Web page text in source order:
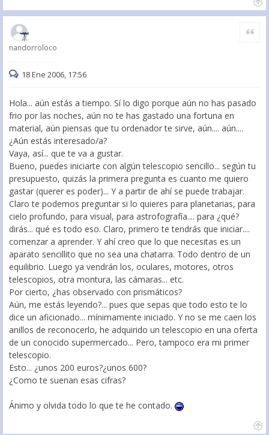
nandorroloco
Citar
18 Ene 2006, 17:56
Hola... aún estás a tiempo. Sí lo digo porque aún no has pasado
frio por las noches, aún no te has gastado una fortuna en
material, aún piensas que tu ordenador te sirve, aún.... aún....
¿Aún estás interesado/a?
Vaya, así... que te va a gustar.
Bueno, puedes iniciarte con algún telescopio sencillo... según tu
presupuesto, quizás la primera pregunta es cuanto me quiero
gastar (querer es poder)... Y a partir de ahí se puede trabajar.
Claro te podemos preguntar si lo quieres para planetarias, para
cielo profundo, para visual, para astrofografía.... para ¿qué?
dirás... qué es todo eso. Claro, primero te tendrás que iniciar....
comenzar a aprender. Y ahí creo que lo que necesitas es un
aparato sencillito que no sea una chatarra. Todo dentro de un
equilibrio. Luego ya vendrán los, oculares, motores, otros
telescopios, otra montura, las cámaras... etc.
Por cierto, ¿has observado con prismáticos?
Aún, me estás leyendo?... pues que sepas que todo esto te lo
dice un aficionado... mínimamente iniciado. Y no se me caen los
anillos de reconocerlo, he adquirido un telescopio en una oferta
de un conocido supermercado... Pero, tampoco era mi primer
telescopio.
Esto... ¿unos 200 euros?¿unos 600?
¿Como te suenan esas cifras?
Ánimo y olvida todo lo que te he contado.